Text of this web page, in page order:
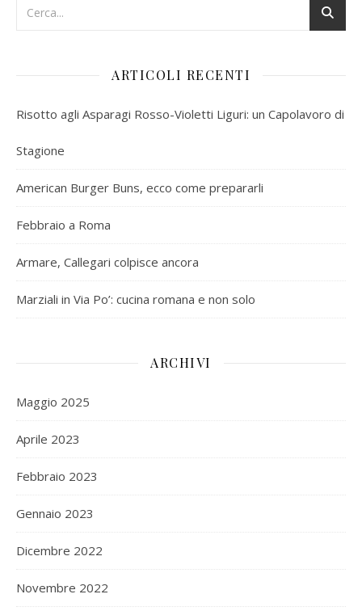
ARTICOLI RECENTI
Risotto agli Asparagi Rosso-Violetti Liguri: un Capolavoro di
Stagione
American Burger Buns, ecco come prepararli
Febbraio a Roma
Armare, Callegari colpisce ancora
Marziali in Via Po’: cucina romana e non solo
ARCHIVI
Maggio 2025
Aprile 2023
Febbraio 2023
Gennaio 2023
Dicembre 2022
Novembre 2022